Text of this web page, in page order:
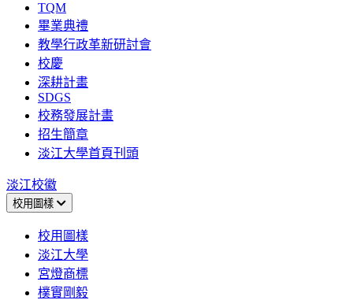
TQM
畢業典禮
教學行政革新研討會
校慶
深耕計畫
SDGS
校務發展計畫
招生簡章
淡江大學首頁刊頭
淡江校徽
校用圖樣
校用圖樣
淡江大學
宮燈商標
樸實剛毅